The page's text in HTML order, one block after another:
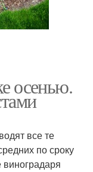
осенью.
все те
по сроку